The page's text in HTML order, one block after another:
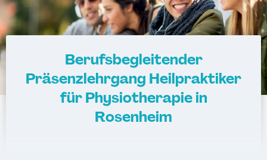
Berufsbegleitender
Präsenzlehrgang Heilpraktiker
für Physiotherapie in
Rosenheim